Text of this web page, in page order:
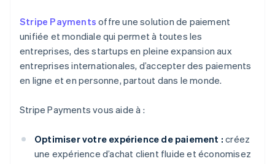
Stripe Payments offre une solution de paiement
unifiée et mondiale qui permet à toutes les
entreprises, des startups en pleine expansion aux
entreprises internationales, d’accepter des paiements
en ligne et en personne, partout dans le monde.
Stripe Payments vous aide à :
Optimiser votre expérience de paiement : créez
une expérience d’achat client fluide et économisez